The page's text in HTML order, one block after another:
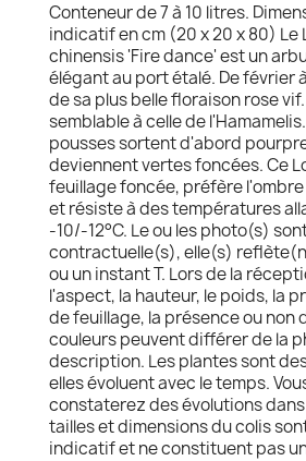
Conteneur de 7 à 10 litres.
indicatif en cm (20 x 20 x 80) Le
chinensis 'Fire dance' est un
élégant au port étalé. De février
de sa plus belle floraison rose
semblable à celle de
pousses sortent d'abord
deviennent vertes foncées. Ce
feuillage foncée, préfère
et résiste à des températures
-10/-12°C. Le ou les photo(s)
contractuelle(s), elle(s)
ou un instant T. Lors de la
l'aspect, la hauteur, le poids, la
de feuillage, la présence ou non
couleurs peuvent différer de la
description. Les plantes sont
elles évoluent avec le temps.
constaterez des évolutions
tailles et dimensions du colis
indicatif et ne constituent pas